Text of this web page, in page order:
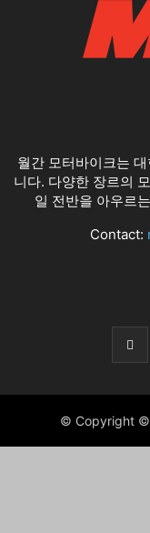
월간 모터바이크는
니다. 다양한 장르의
일 전반을 아우르
Contact:
© Copyright